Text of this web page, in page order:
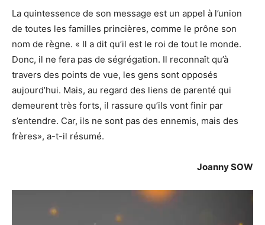
La quintessence de son message est un appel à l’union
de toutes les familles princières, comme le prône son
nom de règne. « Il a dit qu’il est le roi de tout le monde.
Donc, il ne fera pas de ségrégation. Il reconnaît qu’à
travers des points de vue, les gens sont opposés
aujourd’hui. Mais, au regard des liens de parenté qui
demeurent très forts, il rassure qu’ils vont finir par
s’entendre. Car, ils ne sont pas des ennemis, mais des
frères», a-t-il résumé.
Joanny SOW
Lecteur